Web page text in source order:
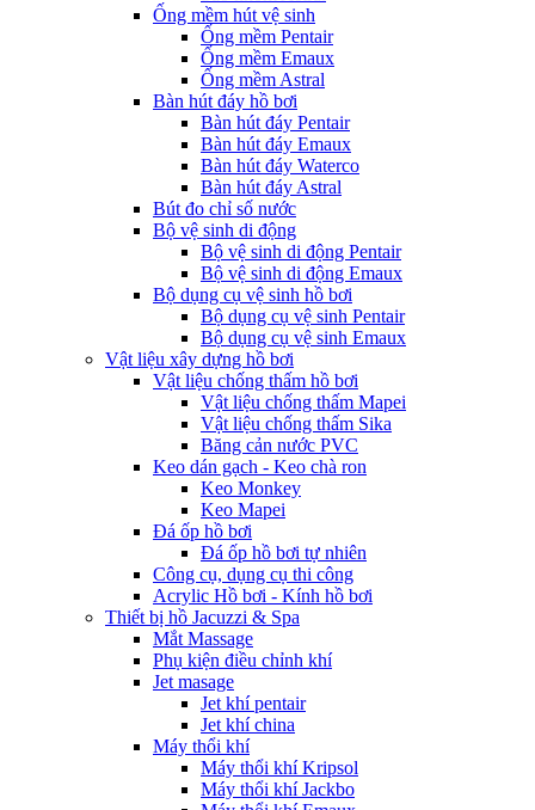
Ống mềm hút vệ sinh
Ống mềm Pentair
Ống mềm Emaux
Ống mềm Astral
Bàn hút đáy hồ bơi
Bàn hút đáy Pentair
Bàn hút đáy Emaux
Bàn hút đáy Waterco
Bàn hút đáy Astral
Bút đo chỉ số nước
Bộ vệ sinh di động
Bộ vệ sinh di động Pentair
Bộ vệ sinh di động Emaux
Bộ dụng cụ vệ sinh hồ bơi
Bộ dụng cụ vệ sinh Pentair
Bộ dụng cụ vệ sinh Emaux
Vật liệu xây dựng hồ bơi
Vật liệu chống thấm hồ bơi
Vật liệu chống thấm Mapei
Vật liệu chống thấm Sika
Băng cản nước PVC
Keo dán gạch - Keo chà ron
Keo Monkey
Keo Mapei
Đá ốp hồ bơi
Đá ốp hồ bơi tự nhiên
Công cụ, dụng cụ thi công
Acrylic Hồ bơi - Kính hồ bơi
Thiết bị hồ Jacuzzi & Spa
Mắt Massage
Phụ kiện điều chỉnh khí
Jet masage
Jet khí pentair
Jet khí china
Máy thổi khí
Máy thổi khí Kripsol
Máy thổi khí Jackbo